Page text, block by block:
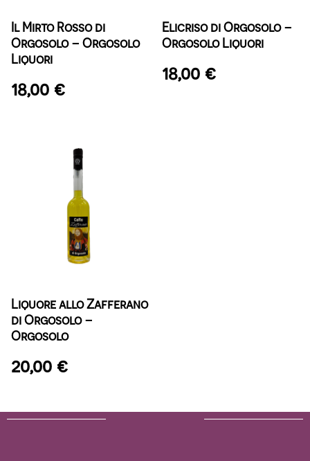
Il Mirto Rosso di
Orgosolo – Orgosolo
Liquori
18,00 €
Elicriso di Orgosolo –
Orgosolo Liquori
18,00 €
Liquore allo Zafferano
di Orgosolo –
Orgosolo
20,00 €